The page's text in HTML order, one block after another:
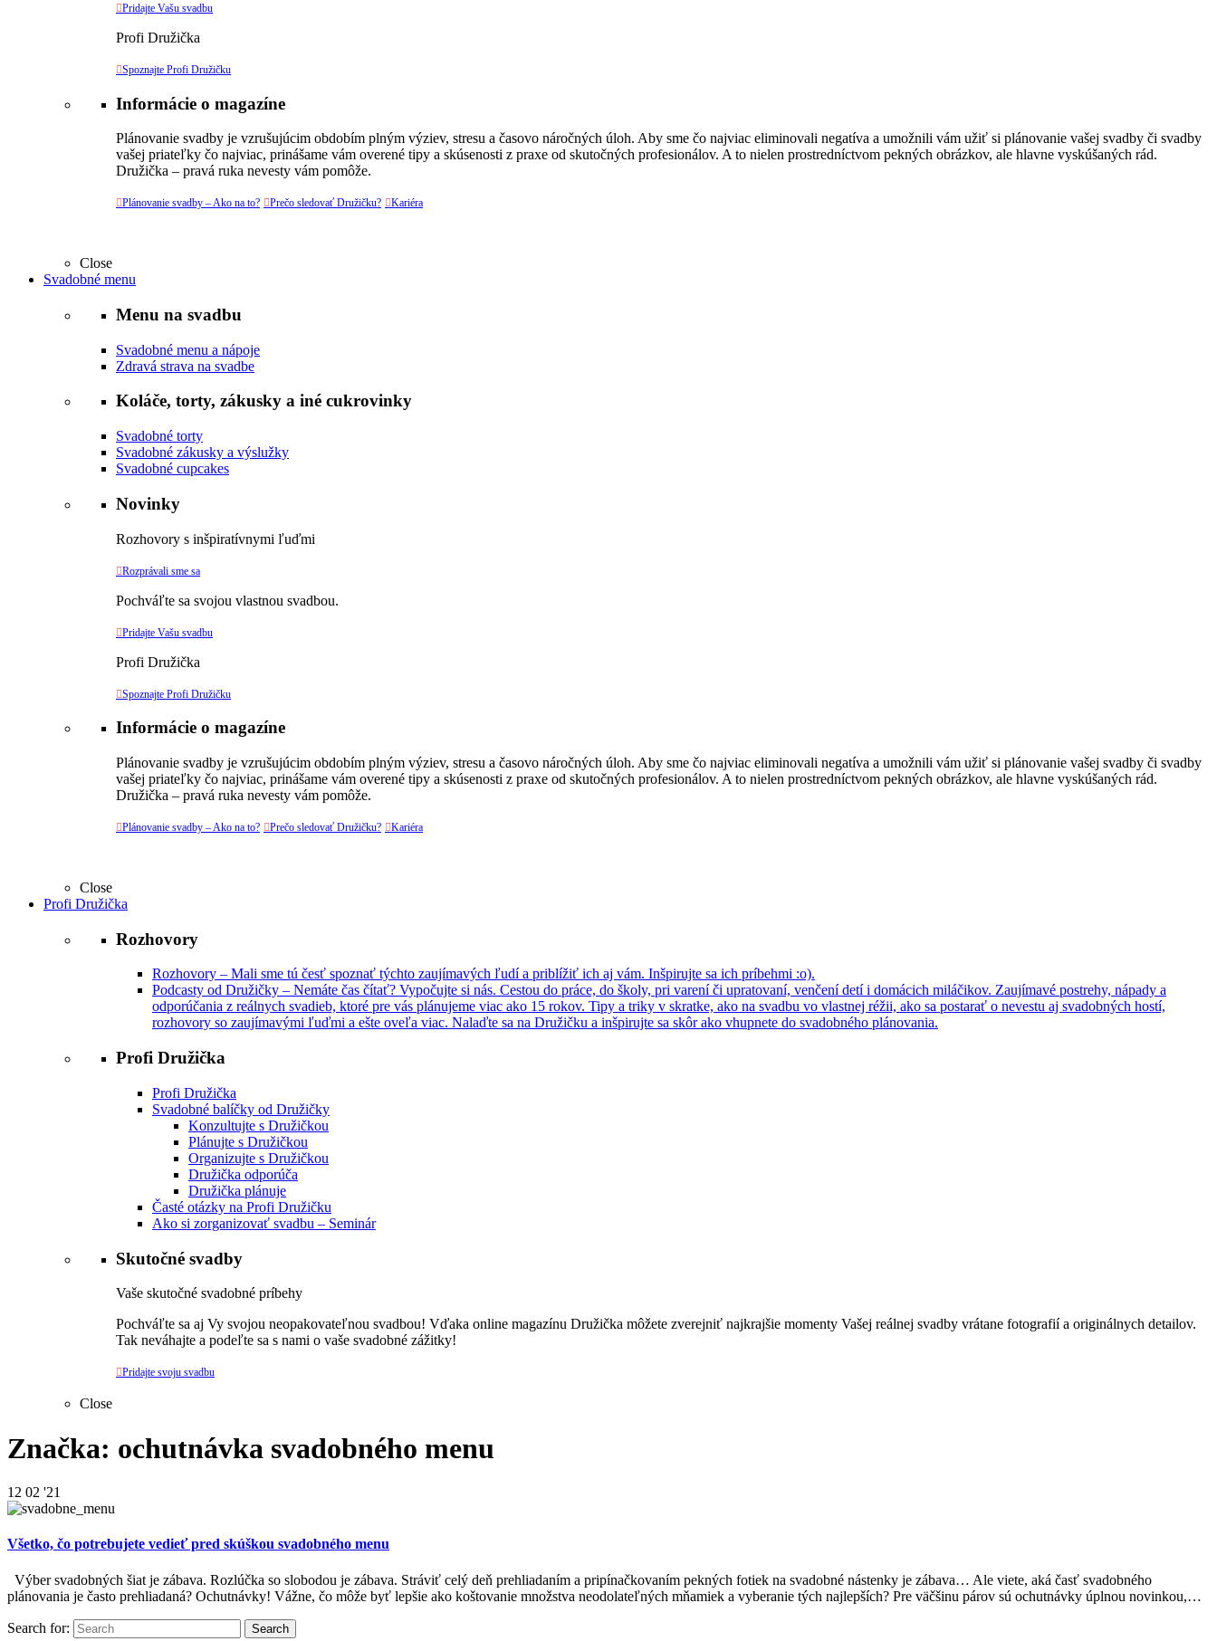
Pridajte Vašu svadbu
Profi Družička
Spoznajte Profi Družičku
Informácie o magazíne
Plánovanie svadby je vzrušujúcim obdobím plným výziev, stresu a časovo náročných úloh. Aby sme čo najviac eliminovali negatíva a umožnili vám užiť si plánovanie vašej svadby či svadby
vašej priateľky čo najviac, prinášame vám overené tipy a skúsenosti z praxe od skutočných profesionálov. A to nielen prostredníctvom pekných obrázkov, ale hlavne vyskúšaných rád.
Družička – pravá ruka nevesty vám pomôže.
Plánovanie svadby – Ako na to? Prečo sledovať Družičku? Kariéra
Close
Svadobné menu
Menu na svadbu
Svadobné menu a nápoje
Zdravá strava na svadbe
Koláče, torty, zákusky a iné cukrovinky
Svadobné torty
Svadobné zákusky a výslužky
Svadobné cupcakes
Novinky
Rozhovory s inšpiratívnymi ľuďmi
Rozprávali sme sa
Pochváľte sa svojou vlastnou svadbou.
Pridajte Vašu svadbu
Profi Družička
Spoznajte Profi Družičku
Informácie o magazíne
Plánovanie svadby je vzrušujúcim obdobím plným výziev, stresu a časovo náročných úloh. Aby sme čo najviac eliminovali negatíva a umožnili vám užiť si plánovanie vašej svadby či svadby
vašej priateľky čo najviac, prinášame vám overené tipy a skúsenosti z praxe od skutočných profesionálov. A to nielen prostredníctvom pekných obrázkov, ale hlavne vyskúšaných rád.
Družička – pravá ruka nevesty vám pomôže.
Plánovanie svadby – Ako na to? Prečo sledovať Družičku? Kariéra
Close
Profi Družička
Rozhovory
Rozhovory – Mali sme tú česť spoznať týchto zaujímavých ľudí a priblížiť ich aj vám. Inšpirujte sa ich príbehmi :o).
Podcasty od Družičky – Nemáte čas čítať? Vypočujte si nás. Cestou do práce, do školy, pri varení či upratovaní, venčení detí i domácich miláčikov. Zaujímavé postrehy, nápady a
odporúčania z reálnych svadieb, ktoré pre vás plánujeme viac ako 15 rokov. Tipy a triky v skratke, ako na svadbu vo vlastnej réžii, ako sa postarať o nevestu aj svadobných hostí,
rozhovory so zaujímavými ľuďmi a ešte oveľa viac. Nalaďte sa na Družičku a inšpirujte sa skôr ako vhupnete do svadobného plánovania.
Profi Družička
Profi Družička
Svadobné balíčky od Družičky
Konzultujte s Družičkou
Plánujte s Družičkou
Organizujte s Družičkou
Družička odporúča
Družička plánuje
Časté otázky na Profi Družičku
Ako si zorganizovať svadbu – Seminár
Skutočné svadby
Vaše skutočné svadobné príbehy
Pochváľte sa aj Vy svojou neopakovateľnou svadbou! Vďaka online magazínu Družička môžete zverejniť najkrajšie momenty Vašej reálnej svadby vrátane fotografií a originálnych detailov.
Tak neváhajte a podeľte sa s nami o vaše svadobné zážitky!
Pridajte svoju svadbu
Close
Značka: ochutnávka svadobného menu
12 02 '21
Všetko, čo potrebujete vedieť pred skúškou svadobného menu
Výber svadobných šiat je zábava. Rozlúčka so slobodou je zábava. Stráviť celý deň prehliadaním a pripínačkovaním pekných fotiek na svadobné nástenky je zábava… Ale viete, aká časť svadobného
plánovania je často prehliadaná? Ochutnávky! Vážne, čo môže byť lepšie ako koštovanie množstva neodolateľných mňamiek a vyberanie tých najlepších? Pre väčšinu párov sú ochutnávky úplnou novinkou,…
Search for: